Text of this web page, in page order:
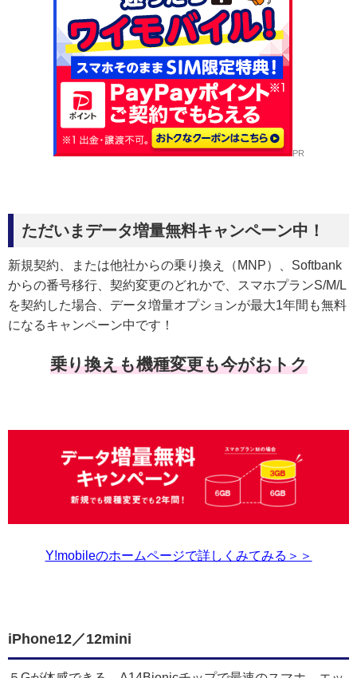
PR
ただいまデータ増量無料キャンペーン中！
新規契約、または他社からの乗り換え（MNP）、Softbank
からの番号移行、契約変更のどれかで、スマホプランS/M/L
を契約した場合、データ増量オプションが最大1年間も無料
になるキャンペーン中です！
乗り換えも機種変更も今がおトク
Y!mobileのホームページで詳しくみてみる＞＞
iPhone12／12mini